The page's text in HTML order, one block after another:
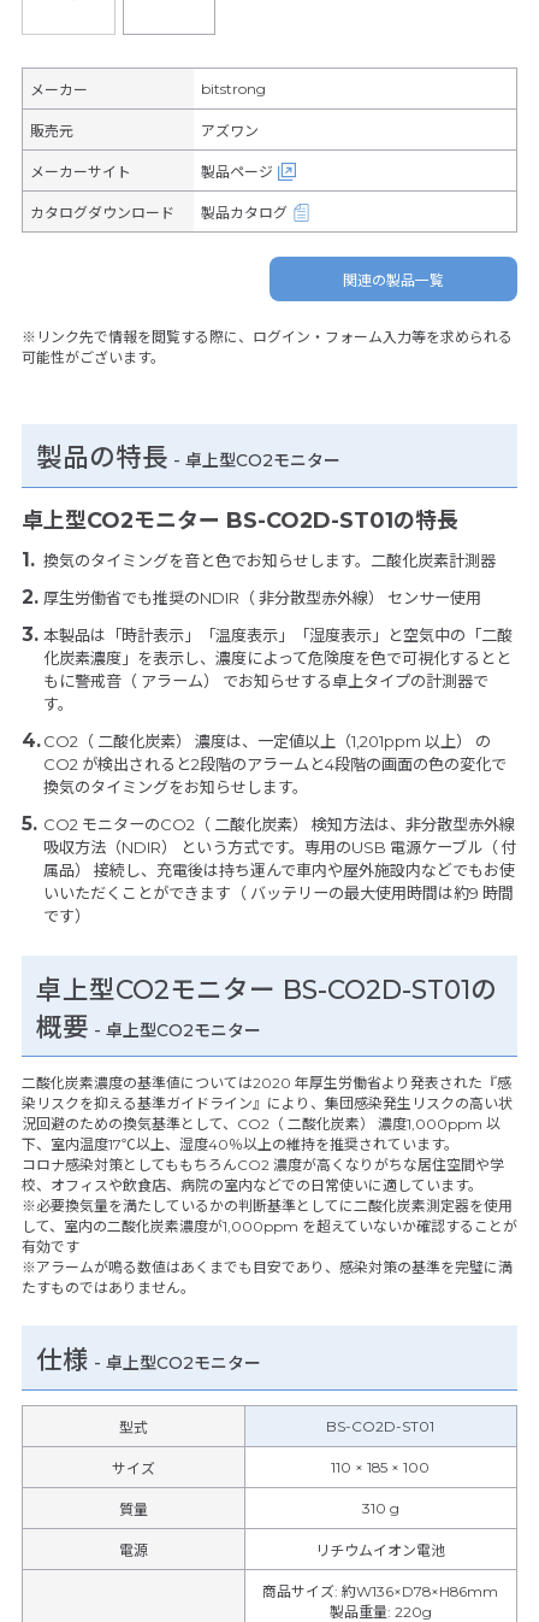
メーカー bitstrong
販売元 アズワン
メーカーサイト 製品ページ
カタログダウンロード 製品カタログ
関連の製品一覧
※リンク先で情報を閲覧する際に、ログイン・フォーム入力等を求められる
可能性がございます。
製品の特長 - 卓上型CO2モニター
卓上型CO2モニター BS-CO2D-ST01の特長
換気のタイミングを音と色でお知らせします。二酸化炭素計測器
厚生労働省でも推奨のNDIR（ 非分散型赤外線） センサー使用
本製品は「時計表示」「温度表示」「湿度表示」と空気中の「二酸
化炭素濃度」を表示し、濃度によって危険度を色で可視化するとと
もに警戒音（ アラーム） でお知らせする卓上タイプの計測器で
す。
CO2（ 二酸化炭素） 濃度は、一定値以上（1,201ppm 以上） の
CO2 が検出されると2段階のアラームと4段階の画面の色の変化で
換気のタイミングをお知らせします。
CO2 モニターのCO2（ 二酸化炭素） 検知方法は、非分散型赤外線
吸収方法（NDIR） という方式です。専用のUSB 電源ケーブル（ 付
属品） 接続し、充電後は持ち運んで車内や屋外施設内などでもお使
いいただくことができます（ バッテリーの最大使用時間は約9 時間
です）
卓上型CO2モニター BS-CO2D-ST01の
概要 - 卓上型CO2モニター
二酸化炭素濃度の基準値については2020 年厚生労働省より発表された『感
染リスクを抑える基準ガイドライン』により、集団感染発生リスクの高い状
況回避のための換気基準として、CO2（ 二酸化炭素） 濃度1,000ppm 以
下、室内温度17℃以上、湿度40％以上の維持を推奨されています。
コロナ感染対策としてももちろんCO2 濃度が高くなりがちな居住空間や学
校、オフィスや飲食店、病院の室内などでの日常使いに適しています。
※必要換気量を満たしているかの判断基準としてに二酸化炭素測定器を使用
して、室内の二酸化炭素濃度が1,000ppm を超えていないか確認することが
有効です
※アラームが鳴る数値はあくまでも目安であり、感染対策の基準を完璧に満
たすものではありません。
仕様 - 卓上型CO2モニター
型式 BS-CO2D-ST01
サイズ 110 × 185 × 100
質量 310 g
電源 リチウムイオン電池
商品サイズ:約W136×D78×H86mm
製品重量: 220g